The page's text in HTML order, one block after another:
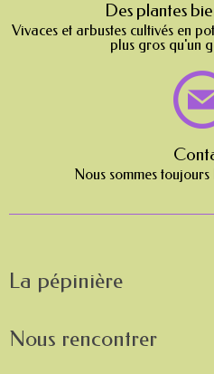
Des plantes
Vivaces et arbustes cultivés en
plus gros qu'un
Nous sommes
La pépinière
Nous rencontrer